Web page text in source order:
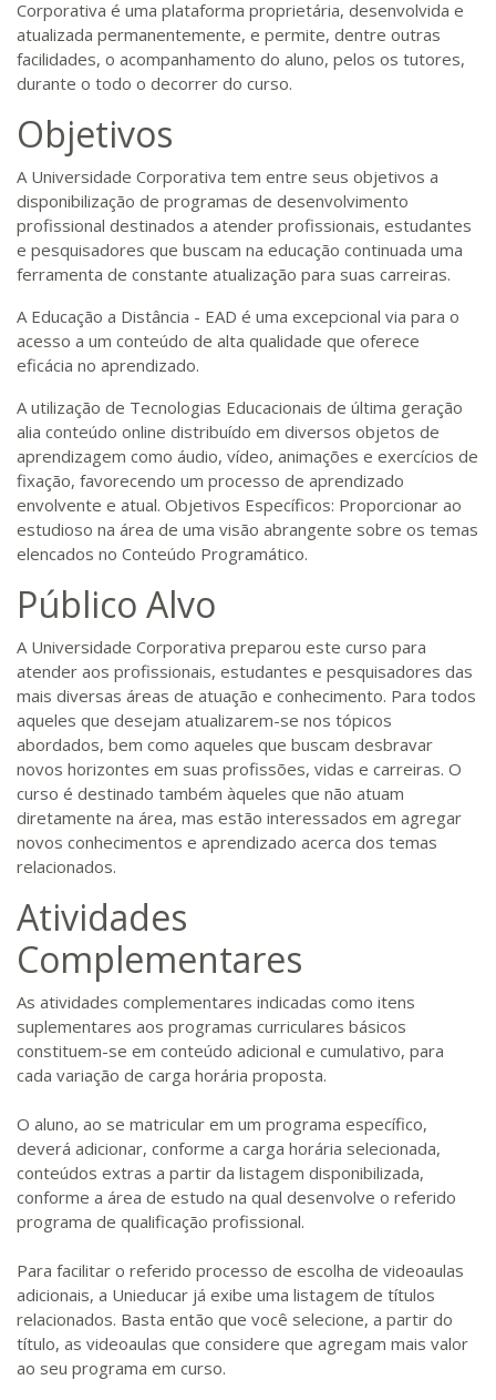
Corporativa é uma plataforma proprietária, desenvolvida e
atualizada permanentemente, e permite, dentre outras
facilidades, o acompanhamento do aluno, pelos os tutores,
durante o todo o decorrer do curso.
Objetivos
A Universidade Corporativa tem entre seus objetivos a
disponibilização de programas de desenvolvimento
profissional destinados a atender profissionais, estudantes
e pesquisadores que buscam na educação continuada uma
ferramenta de constante atualização para suas carreiras.
A Educação a Distância - EAD é uma excepcional via para o
acesso a um conteúdo de alta qualidade que oferece
eficácia no aprendizado.
A utilização de Tecnologias Educacionais de última geração
alia conteúdo online distribuído em diversos objetos de
aprendizagem como áudio, vídeo, animações e exercícios de
fixação, favorecendo um processo de aprendizado
envolvente e atual. Objetivos Específicos: Proporcionar ao
estudioso na área de uma visão abrangente sobre os temas
elencados no Conteúdo Programático.
Público Alvo
A Universidade Corporativa preparou este curso para
atender aos profissionais, estudantes e pesquisadores das
mais diversas áreas de atuação e conhecimento. Para todos
aqueles que desejam atualizarem-se nos tópicos
abordados, bem como aqueles que buscam desbravar
novos horizontes em suas profissões, vidas e carreiras. O
curso é destinado também àqueles que não atuam
diretamente na área, mas estão interessados em agregar
novos conhecimentos e aprendizado acerca dos temas
relacionados.
Atividades
Complementares
As atividades complementares indicadas como itens
suplementares aos programas curriculares básicos
constituem-se em conteúdo adicional e cumulativo, para
cada variação de carga horária proposta.
O aluno, ao se matricular em um programa específico,
deverá adicionar, conforme a carga horária selecionada,
conteúdos extras a partir da listagem disponibilizada,
conforme a área de estudo na qual desenvolve o referido
programa de qualificação profissional.
Para facilitar o referido processo de escolha de videoaulas
adicionais, a Unieducar já exibe uma listagem de títulos
relacionados. Basta então que você selecione, a partir do
título, as videoaulas que considere que agregam mais valor
ao seu programa em curso.